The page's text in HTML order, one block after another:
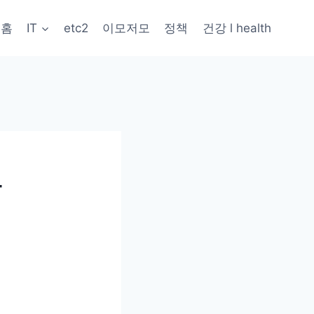
홈 IT etc2 이모저모 정책 건강 l health